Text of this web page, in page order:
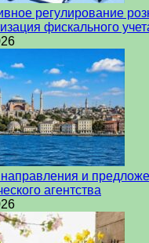
регулирование
фискального
и
агентства